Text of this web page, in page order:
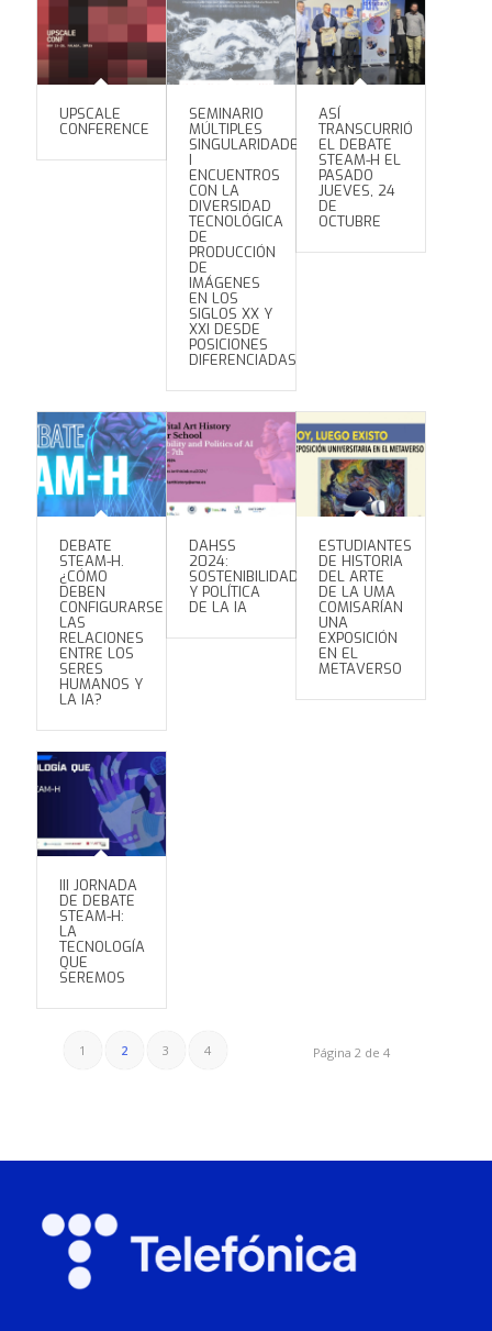
UPSCALE
CONFERENCE
SEMINARIO
MÚLTIPLES
SINGULARIDADES.
I
ENCUENTROS
CON LA
DIVERSIDAD
TECNOLÓGICA
DE
PRODUCCIÓN
DE
IMÁGENES
EN LOS
SIGLOS XX Y
XXI DESDE
POSICIONES
DIFERENCIADAS
ASÍ
TRANSCURRIÓ
EL DEBATE
STEAM-H EL
PASADO
JUEVES, 24
DE
OCTUBRE
DEBATE
STEAM-H.
¿CÓMO
DEBEN
CONFIGURARSE
LAS
RELACIONES
ENTRE LOS
SERES
HUMANOS Y
LA IA?
DAHSS
2024:
SOSTENIBILIDAD
Y POLÍTICA
DE LA IA
ESTUDIANTES
DE HISTORIA
DEL ARTE
DE LA UMA
COMISARÍAN
UNA
EXPOSICIÓN
EN EL
METAVERSO
III JORNADA
DE DEBATE
STEAM-H:
LA
TECNOLOGÍA
QUE
SEREMOS
Página 2 de 4
1 2 3 4